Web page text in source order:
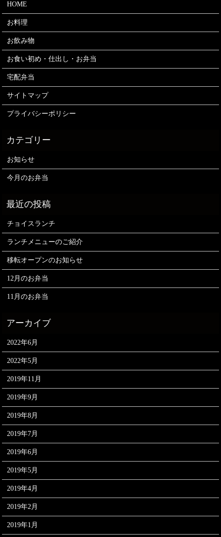
HOME
お料理
お飲み物
お食い初め・仕出し・お弁当
宅配弁当
サイトマップ
プライバシーポリシー
お知らせ
今月のお弁当
チョイスランチ
ランチメニューのご紹介
移転オープンのお知らせ
12月のお弁当
11月のお弁当
2022年6月
2022年5月
2019年11月
2019年9月
2019年8月
2019年7月
2019年6月
2019年5月
2019年4月
2019年2月
2019年1月